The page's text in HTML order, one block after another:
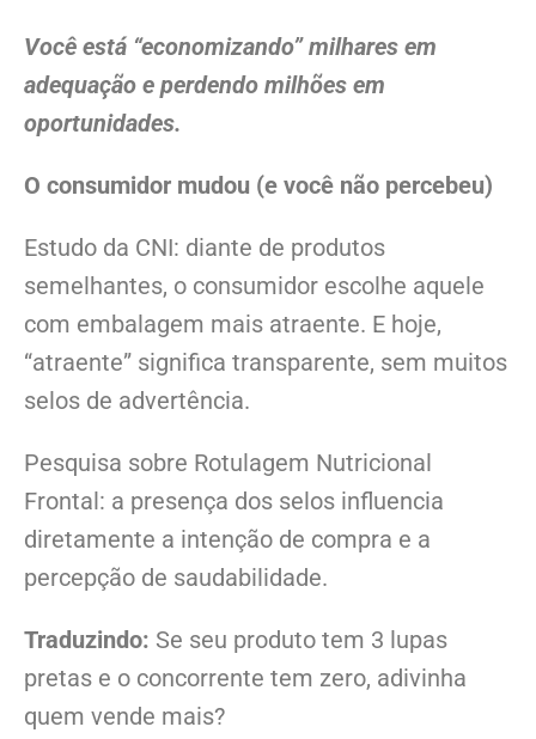
Você está “economizando” milhares em
adequação e perdendo milhões em
oportunidades.
O consumidor mudou (e você não percebeu)
Estudo da CNI: diante de produtos
semelhantes, o consumidor escolhe aquele
com embalagem mais atraente. E hoje,
“atraente” significa transparente, sem muitos
selos de advertência.
Pesquisa sobre Rotulagem Nutricional
Frontal: a presença dos selos influencia
diretamente a intenção de compra e a
percepção de saudabilidade.
Traduzindo: Se seu produto tem 3 lupas
pretas e o concorrente tem zero, adivinha
quem vende mais?